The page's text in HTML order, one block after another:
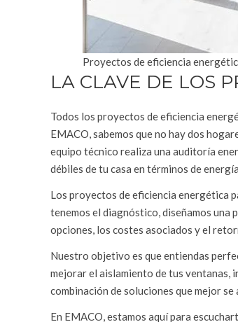
Proyectos de eficiencia
LA CLAVE DE LOS
Todos los proyectos de eficiencia
EMACO, sabemos que no hay dos
equipo técnico realiza una auditoría
débiles de tu casa en términos de
Los proyectos de eficiencia energética
tenemos el diagnóstico, diseñamos una
opciones, los costes asociados y el
Nuestro objetivo es que entiendas
mejorar el aislamiento de tus ventanas,
combinación de soluciones que mejor
En EMACO, estamos aquí para